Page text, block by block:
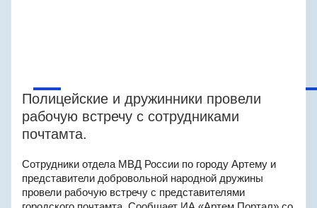
Полицейские и дружинники провели
рабочую встречу с сотрудниками
почтамта.
Сотрудники отдела МВД России по городу Артему и
представители добровольной народной дружины
провели рабочую встречу с представителями